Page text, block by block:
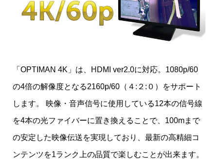
「OPTIMAN 4K」は、HDMI ver2.0に対応。1080p/60
の4倍の解像度となる2160p/60（４:２:０）をサポート
します。 映像・音声信号に使用している12本の信号線
を4本の光ファイバーに置き換えることで、100mまで
の安定した映像伝送を実現しており、最新の高精細コ
ンテンツを1ランク上の品質で楽しむことが出来ます。